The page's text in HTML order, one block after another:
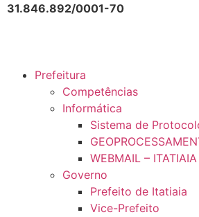
31.846.892/0001-70
Prefeitura
Competências
Informática
Sistema de
WEBMAIL – ITATIAIA
Governo
Prefeito de Itatiaia
Vice-Prefeito